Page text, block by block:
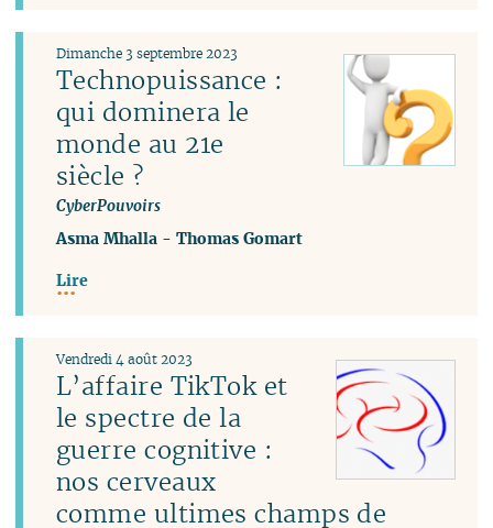
Technopuissance :
qui dominera le
monde au 21e
siècle ?
CyberPouvoirs
Dimanche 3 septembre 2023
Asma Mhalla -Thomas Gomart
Lire
L’affaire TikTok et
le spectre de la
guerre cognitive :
nos cerveaux
comme ultimes champs de
Vendredi 4 août 2023